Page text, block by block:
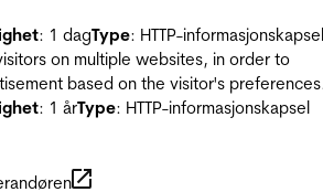
: 1 dagType: HTTP-informasjonskapsel
on multiple websites, in order to
based on the visitor's
: 1 årType: HTTP-informasjonskapsel